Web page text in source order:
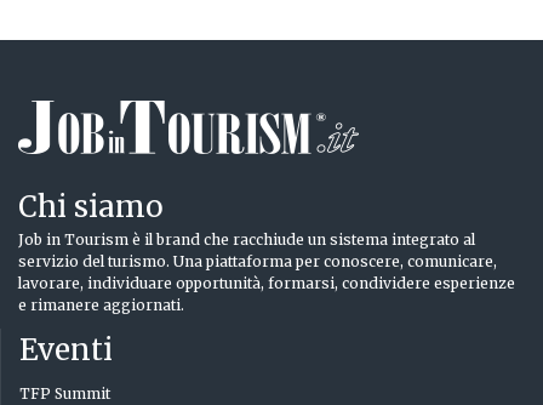
Chi siamo
Job in Tourism è il brand che racchiude un sistema integrato al
servizio del turismo. Una piattaforma per conoscere, comunicare,
lavorare, individuare opportunità, formarsi, condividere esperienze
e rimanere aggiornati.
Eventi
TFP Summit